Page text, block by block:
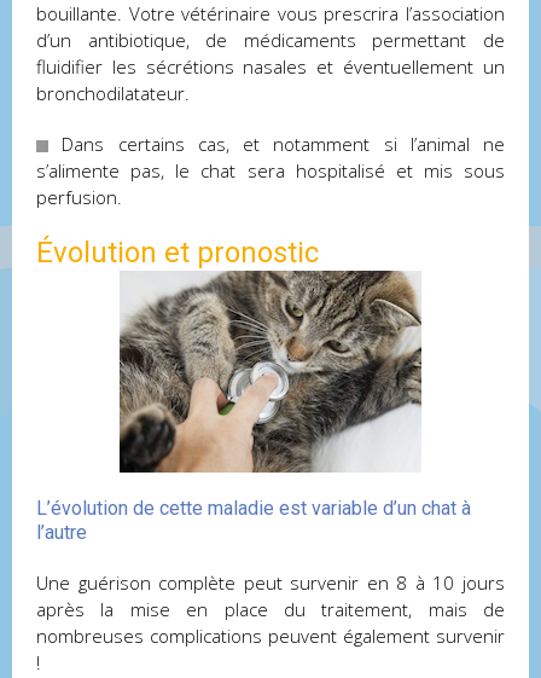
bouillante. Votre vétérinaire vous prescrira l’association
d’un antibiotique, de médicaments permettant de
fluidifier les sécrétions nasales et éventuellement un
bronchodilatateur.
Dans certains cas, et notamment si l’animal ne
s’alimente pas, le chat sera hospitalisé et mis sous
perfusion.
Évolution et pronostic
L’évolution de cette maladie est variable d’un chat à
l’autre
Une guérison complète peut survenir en 8 à 10 jours
après la mise en place du traitement, mais de
nombreuses complications peuvent également survenir
!